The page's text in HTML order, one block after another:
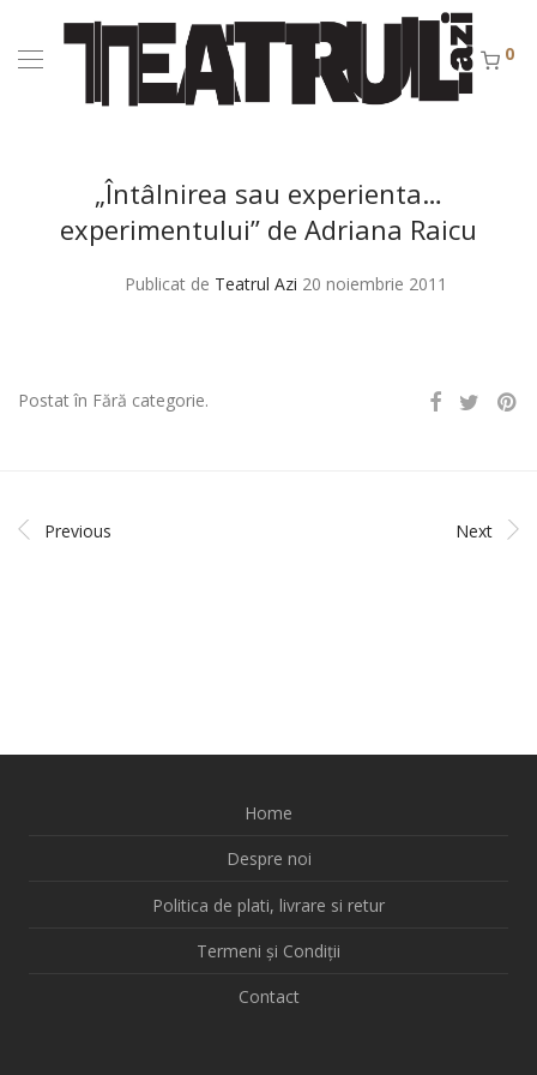
0
„Întâlnirea sau experienta…
experimentului” de Adriana Raicu
Publicat de Teatrul Azi 20 noiembrie 2011
Postat în Fără categorie.
Previous Next
Home
Despre noi
Politica de plati, livrare si retur
Termeni și Condiții
Contact